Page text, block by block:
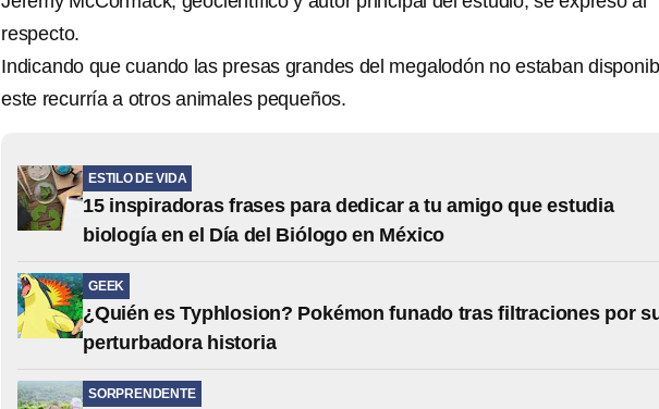
respecto.
Indicando que cuando las presas grandes del megalodón no estaban
este recurría a otros animales pequeños.
ESTILO DE VIDA
15 inspiradoras frases para dedicar a tu amigo que estudia
biología en el Día del Biólogo en México
GEEK
¿Quién es Typhlosion? Pokémon funado tras filtraciones por
perturbadora historia
SORPRENDENTE